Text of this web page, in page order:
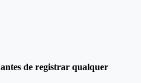
antes de registrar qualquer